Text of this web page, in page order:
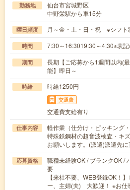
勤務地
仙台市宮城野区
中野栄駅から車15分
曜日頻度 月～金・土・日・祝 ※シフト
時間 7:30～16:3019:30～4:30※表記
期間
長期【ご応募から1週間以内(
能】即日～
時給 時給1250円
交通費
交通費支給有り
仕事内容
軽作業（仕分け・ピッキング
特殊鉄鋼材の超音波検査・キ
お願いします。(派遣)派遣先
応募資格
職種未経験OK / ブランクOK /
要
【来社不要、WEB登録OK！
ー、主婦(夫) 大歓迎！ ※お仕